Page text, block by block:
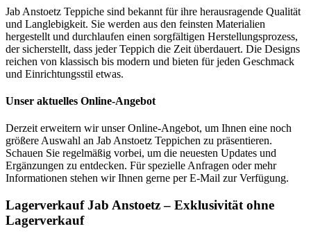
Jab Anstoetz Teppiche sind bekannt für ihre herausragende Qualität
und Langlebigkeit. Sie werden aus den feinsten Materialien
hergestellt und durchlaufen einen sorgfältigen Herstellungsprozess,
der sicherstellt, dass jeder Teppich die Zeit überdauert. Die Designs
reichen von klassisch bis modern und bieten für jeden Geschmack
und Einrichtungsstil etwas.
Unser aktuelles Online-Angebot
Derzeit erweitern wir unser Online-Angebot, um Ihnen eine noch
größere Auswahl an Jab Anstoetz Teppichen zu präsentieren.
Schauen Sie regelmäßig vorbei, um die neuesten Updates und
Ergänzungen zu entdecken. Für spezielle Anfragen oder mehr
Informationen stehen wir Ihnen gerne per E-Mail zur Verfügung.
Lagerverkauf Jab Anstoetz – Exklusivität ohne
Lagerverkauf